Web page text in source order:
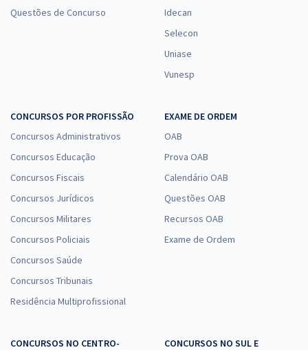
Questões de Concurso
Idecan
Selecon
Uniase
Vunesp
CONCURSOS POR PROFISSÃO
Concursos Administrativos
Concursos Educação
Concursos Fiscais
Concursos Jurídicos
Concursos Militares
Concursos Policiais
Concursos Saúde
Concursos Tribunais
Residência Multiprofissional
EXAME DE ORDEM
OAB
Prova OAB
Calendário OAB
Questões OAB
Recursos OAB
Exame de Ordem
CONCURSOS NO CENTRO-
CONCURSOS NO SUL E